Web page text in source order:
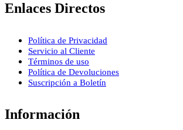
Enlaces Directos
Política de Privacidad
Servicio al Cliente
Términos de uso
Política de Devoluciones
Suscripción a Boletín
Información